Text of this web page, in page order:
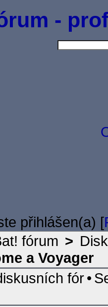
-
přihlášen(a) [
fórum >
a Voyager
fór•